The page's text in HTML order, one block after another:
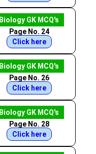
Biology GK MCQ's
Page No. 24
Click here
Biology GK MCQ's
Page No. 26
Click here
Biology GK MCQ's
Page No. 28
Click here